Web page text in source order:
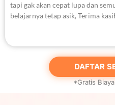
tapi gak akan cepat lupa dan
belajarnya tetap asik, Terima
DAFTAR
*Gratis